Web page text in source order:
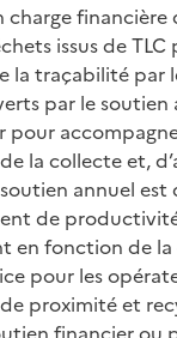
charge
issus de
traçabilité par
par le
la collecte et,
annuel
de
en fonction de
pour les
proximité et